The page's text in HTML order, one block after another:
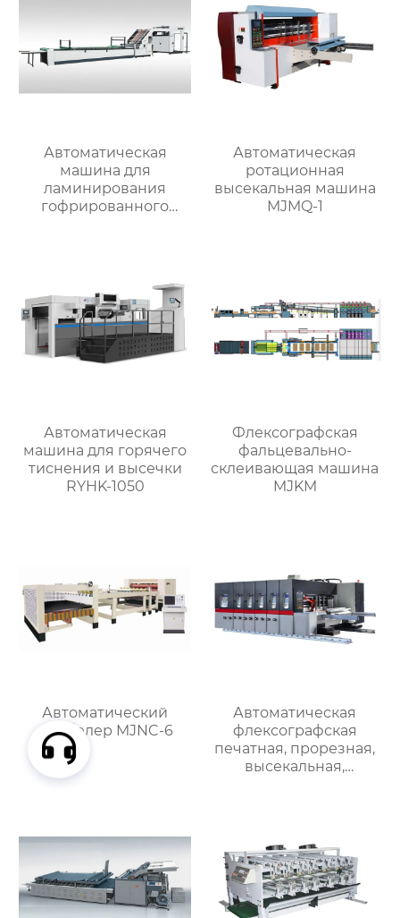
Автоматическая
машина для
ламинирования
гофрированного
Автоматическая
ротационная
высекальная машина
MJMQ-1
Автоматическая
машина для горячего
тиснения и высечки
RYHK-1050
Флексографская
фальцевально-
склеивающая машина
MJKM
Автоматический
штабелер MJNC-6
Автоматическая
флексографская
печатная, прорезная,
высекальная,